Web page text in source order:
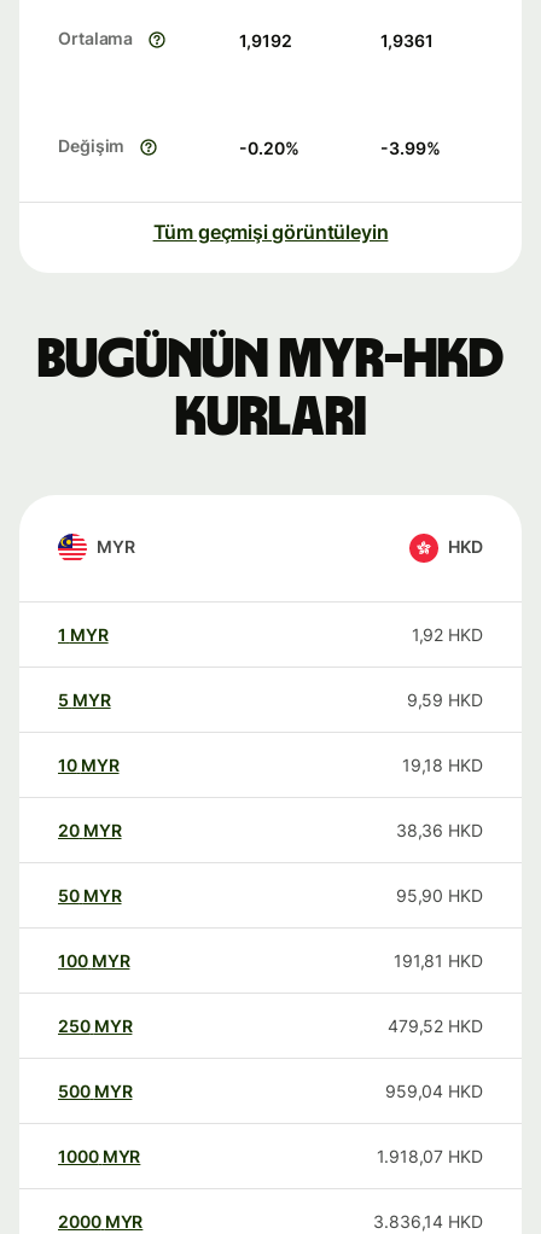
Ortalama 1,9192 1,9361
Değişim -0.20% -3.99%
Tüm geçmişi görüntüleyin
Bugünün MYR-HKD
kurları
MYR HKD
1 MYR 1,92 HKD
5 MYR 9,59 HKD
10 MYR 19,18 HKD
20 MYR 38,36 HKD
50 MYR 95,90 HKD
100 MYR 191,81 HKD
250 MYR 479,52 HKD
500 MYR 959,04 HKD
1000 MYR 1.918,07 HKD
2000 MYR 3.836,14 HKD